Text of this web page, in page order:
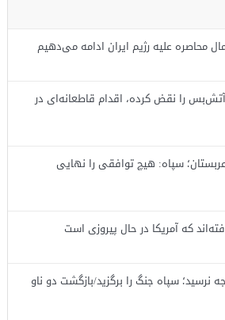
محاصره علیه رژیم ایران ادامه می‌دهیم
را نقض کرده، اقدام قاطعانه‌ای در
سپاه: هیچ توافقی را نهایی
که آمریکا در حال پیروزی است
نرسید؛ سپاه جنگ را برگزید/بازگشت دو ناو